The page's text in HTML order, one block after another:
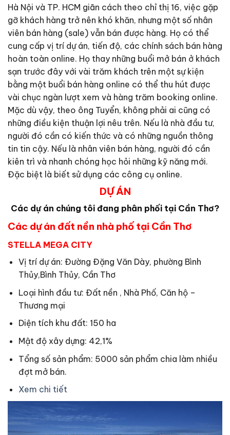
Hà Nội và TP. HCM giãn cách theo chỉ thị 16, việc gặp
gỡ khách hàng trở nên khó khăn, nhưng một số nhân
viên bán hàng (sale) vẫn bán được hàng. Họ có thể
cung cấp vị trí dự án, tiến độ, các chính sách bán hàng
hoàn toàn online. Họ thay những buổi mở bán ở khách
sạn trước đây với vài trăm khách trên một sự kiện
bằng một buổi bán hàng online có thể thu hút được
vài chục ngàn lượt xem và hàng trăm booking online.
Mặc dù vậy, theo ông Tuyển, không phải ai cũng có
những điều kiện thuận lợi nêu trên. Nếu là nhà đầu tư,
người đó cần có kiến thức và có những nguồn thông
tin tin cậy. Nếu là nhân viên bán hàng, người đó cần
kiên trì và nhanh chóng học hỏi những kỹ năng mới.
Đặc biệt là biết sử dụng các công cụ online.
DỰ ÁN
Các dự án chúng tôi đang phân phối tại Cần Thơ?
Các dự án đất nền nhà phố tại Cần Thơ
STELLA MEGA CITY
Vị trí dự án: Đường Đặng Văn Dày, phường Bình
Thủy,Bình Thủy, Cần Thơ
Loại hình đầu tư: Đất nền , Nhà Phố, Căn hộ –
Thương mại
Diện tích khu đất: 150 ha
Mật độ xây dựng: 42,1%
Tổng số sản phẩm: 5000 sản phẩm chia làm nhiều
đợt mở bán.
Xem chi tiết